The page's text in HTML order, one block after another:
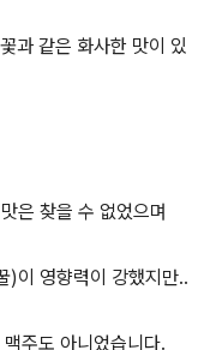
과 같은 화사한 맛이 있
은 찾을 수 없었으며
)이 영향력이 강했지만..
주도 아니었습니다.